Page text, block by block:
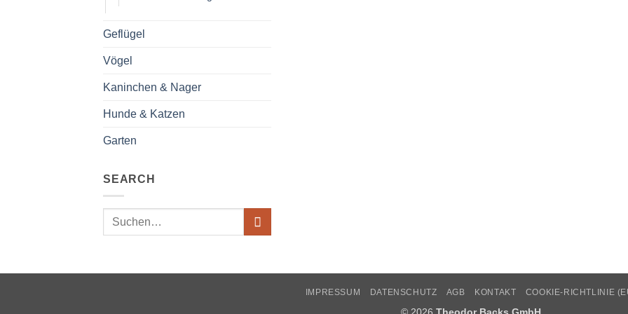
Geflügel
Vögel
Kaninchen & Nager
Hunde & Katzen
Garten
SEARCH
Suche
IMPRESSUM DATENSCHUTZ AGB KONTAKT COOKIE-RICHTLINIE